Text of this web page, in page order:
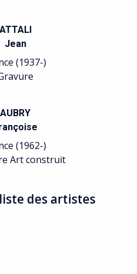
ATTALI
Jean
(1937-)
AUBRY
(1962-)
Art construit
des artistes